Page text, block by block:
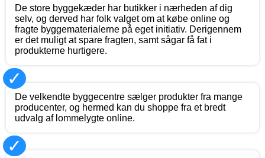
De store byggekæder har butikker i nærheden af dig
selv, og derved har folk valget om at købe online og
fragte byggematerialerne på eget initiativ. Derigennem
er det muligt at spare fragten, samt sågar få fat i
produkterne hurtigere.
✓
De velkendte byggecentre sælger produkter fra mange
producenter, og hermed kan du shoppe fra et bredt
udvalg af lommelygte online.
✓